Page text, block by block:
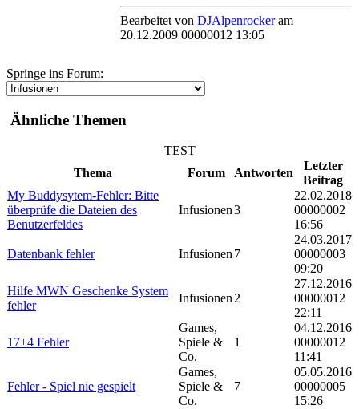
Bearbeitet von DJAlpenrockeram
20.12.2009 00000012 13:05
Springe ins Forum:
Ähnliche Themen
TEST
Thema
Forum Antworten
Letzter
Beitrag
My Buddysytem-Fehler: Bitte
überprüfe die Dateien des
Benutzerfeldes
Infusionen3
22.02.2018
00000002
16:56
Datenbank fehler Infusionen7
24.03.2017
00000003
09:20
Hilfe MWN Geschenke System
fehler
Infusionen2
27.12.2016
00000012
22:11
17+4 Fehler
Games,
Spiele &
Co.
1
04.12.2016
00000012
11:41
Fehler - Spiel nie gespielt
Games,
Spiele &
Co.
7
05.05.2016
00000005
15:26